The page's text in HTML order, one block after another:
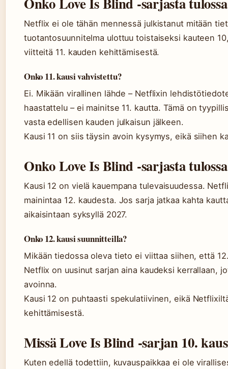
Netflix ei ole tähän mennessä julkistanut mitään
tuotantosuunnitelma ulottuu toistaiseksi kauteen
viitteitä 11. kauden kehittämisestä.
Onko 11. kausi vahvistettu?
Ei. Mikään virallinen lähde – Netflixin
haastattelu – ei mainitse 11. kautta. Tämä on
vasta edellisen kauden julkaisun jälkeen.
Kausi 11 on siis täysin avoin kysymys, eikä siihen
Onko Love Is Blind -sarjasta
Kausi 12 on vielä kauempana tulevaisuudessa.
mainintaa 12. kaudesta. Jos sarja jatkaa kahta
aikaisintaan syksyllä 2027.
Onko 12. kausi suunnitteilla?
Mikään tiedossa oleva tieto ei viittaa siihen, että
Netflix on uusinut sarjan aina kaudeksi kerrallaan,
avoinna.
Kausi 12 on puhtaasti spekulatiivinen, eikä
kehittämisestä.
Missä Love Is Blind -sarjan 10.
Kuten edellä todettiin, kuvauspaikkaa ei ole